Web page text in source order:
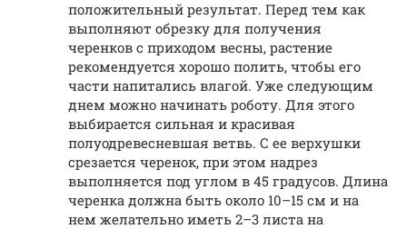
положительный результат. Перед тем как
выполняют обрезку для получения
черенков с приходом весны, растение
рекомендуется хорошо полить, чтобы его
части напитались влагой. Уже следующим
днем можно начинать роботу. Для этого
выбирается сильная и красивая
полуодревесневшая ветвь. С ее верхушки
срезается черенок, при этом надрез
выполняется под углом в 45 градусов. Длина
черенка должна быть около 10–15 см и на
нем желательно иметь 2–3 листа на